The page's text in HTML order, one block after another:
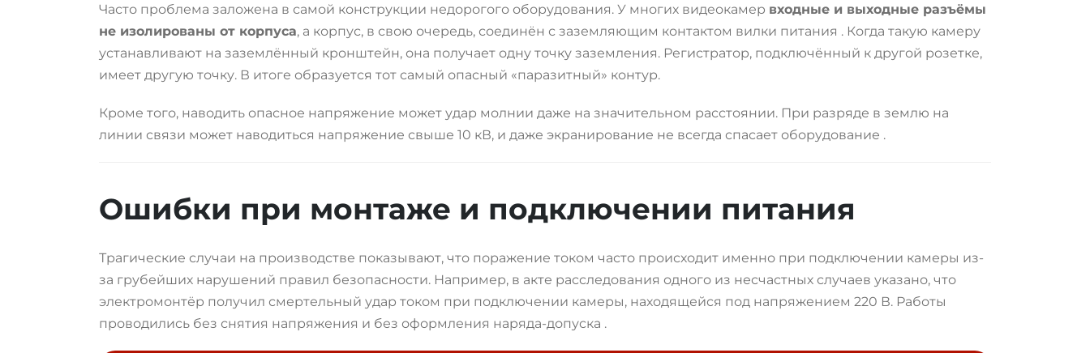
Часто проблема заложена в самой конструкции недорогого оборудования. У многих видеокамер входные и выходные разъёмы
не изолированы от корпуса, а корпус, в свою очередь, соединён с заземляющим контактом вилки питания . Когда такую камеру
устанавливают на заземлённый кронштейн, она получает одну точку заземления. Регистратор, подключённый к другой розетке,
имеет другую точку. В итоге образуется тот самый опасный «паразитный» контур.
Кроме того, наводить опасное напряжение может удар молнии даже на значительном расстоянии. При разряде в землю на
линии связи может наводиться напряжение свыше 10 кВ, и даже экранирование не всегда спасает оборудование .
Ошибки при монтаже и подключении питания
Трагические случаи на производстве показывают, что поражение током часто происходит именно при подключении камеры из-
за грубейших нарушений правил безопасности. Например, в акте расследования одного из несчастных случаев указано, что
электромонтёр получил смертельный удар током при подключении камеры, находящейся под напряжением 220 В. Работы
проводились без снятия напряжения и без оформления наряда-допуска .